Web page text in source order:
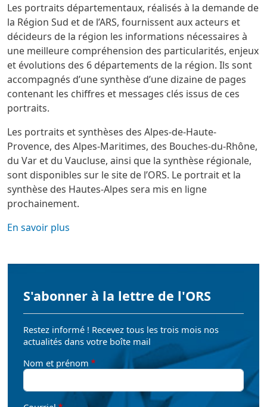
Les portraits départementaux, réalisés à la demande de
la Région Sud et de l’ARS, fournissent aux acteurs et
décideurs de la région les informations nécessaires à
une meilleure compréhension des particularités, enjeux
et évolutions des 6 départements de la région. Ils sont
accompagnés d’une synthèse d’une dizaine de pages
contenant les chiffres et messages clés issus de ces
portraits.
Les portraits et synthèses des Alpes-de-Haute-
Provence, des Alpes-Maritimes, des Bouches-du-Rhône,
du Var et du Vaucluse, ainsi que la synthèse régionale,
sont disponibles sur le site de l’ORS. Le portrait et la
synthèse des Hautes-Alpes sera mis en ligne
prochainement.
En savoir plus
S'abonner à la lettre de l'ORS
Restez informé ! Recevez tous les trois mois nos
actualités dans votre boîte mail
Nom et prénom